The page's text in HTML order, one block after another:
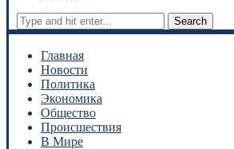
Search
Главная
Новости
Политика
Экономика
Общество
Происшествия
В Мире